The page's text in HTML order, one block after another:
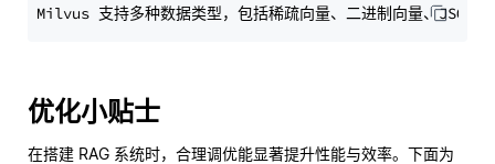
优化小贴士
在搭建 RAG 系统时，合理调优能显著提升性能与效率。下面为